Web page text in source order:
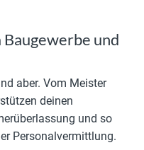
und
aber. Vom Meister
deinen
und so